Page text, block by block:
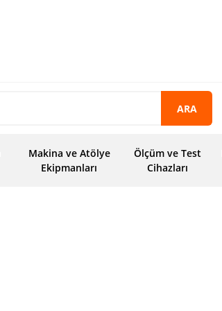
ARA
Makina ve Atölye
Ekipmanları
Ölçüm ve Test
Cihazları